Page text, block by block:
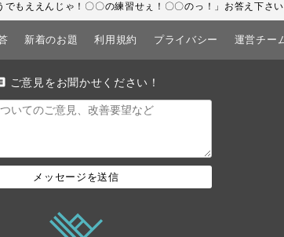
もええんじゃ！〇〇の練習せぇ！〇〇のっ！」お答え下さい
新着のお題 利用規約 プライバシー 運営チー
ご意見をお聞かせください！
メッセージを送信